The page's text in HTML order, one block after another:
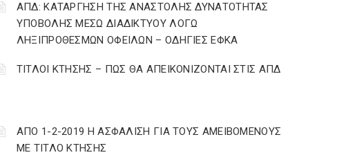
ΑΠΔ: ΚΑΤΑΡΓΗΣΗ ΤΗΣ ΑΝΑΣΤΟΛΗΣ ΔΥΝΑΤΟΤΗΤΑΣ
ΥΠΟΒΟΛΗΣ ΜΕΣΩ ΔΙΑΔΙΚΤΥΟΥ ΛΟΓΩ
ΛΗΞΙΠΡΟΘΕΣΜΩΝ ΟΦΕΙΛΩΝ – ΟΔΗΓΙΕΣ ΕΦΚΑ
ΤΙΤΛΟΙ ΚΤΗΣΗΣ – ΠΩΣ ΘΑ ΑΠΕΙΚΟΝΙΖΟΝΤΑΙ ΣΤΙΣ ΑΠΔ
ΑΠΟ 1-2-2019 Η ΑΣΦΑΛΙΣΗ ΓΙΑ ΤΟΥΣ ΑΜΕΙΒΟΜΕΝΟΥΣ
ΜΕ ΤΙΤΛΟ ΚΤΗΣΗΣ